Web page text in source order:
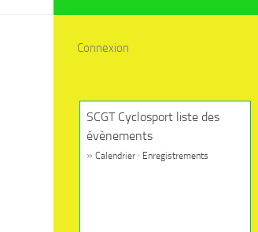
Connexion
SCGT Cyclosport liste des
évènements
» Calendrier · Enregistrements